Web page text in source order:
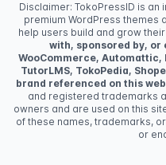
Disclaimer: TokoPressID is
premium WordPress themes
help users build and grow
with, sponsored by, or
WooCommerce, Automattic,
TutorLMS, TokoPedia,
brand referenced on this
and registered trademarks
owners and are used on this
of these names, trademarks,
or